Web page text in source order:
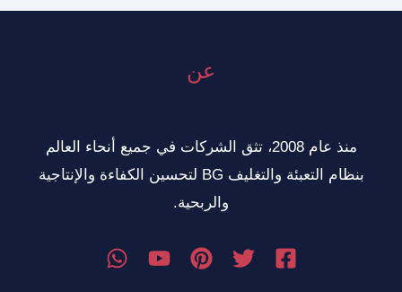
عن
منذ عام 2008، تثق الشركات في جميع أنحاء العالم
بنظام التعبئة والتغليف BG لتحسين الكفاءة والإنتاجية
والربحية.